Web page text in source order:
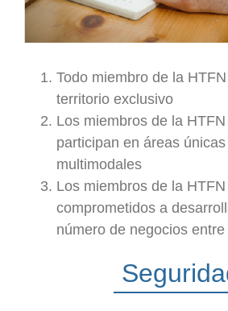
Todo miembro de la
territorio exclusivo
Los miembros de la
participan en áreas
multimodales
Los miembros de la
comprometidos a
número de negocios